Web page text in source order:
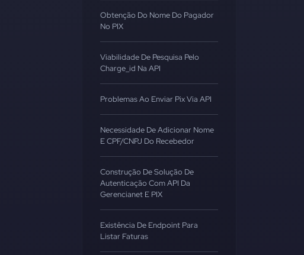
Obtenção Do Nome Do Pagador
No PIX
Viabilidade De Pesquisa Pelo
Charge_id Na API
Problemas Ao Enviar Pix Via API
Necessidade De Adicionar Nome
E CPF/CNPJ Do Recebedor
Construção De Solução De
Autenticação Com API Da
Gerencianet E PIX
Existência De Endpoint Para
Listar Faturas